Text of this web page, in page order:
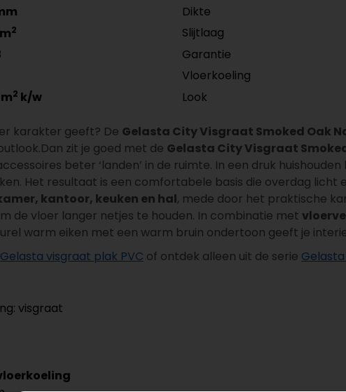
Dikte
2 Slijtlaag
Garantie
Vloerkoeling
2 k/w Look
karakter geeft? De Gelasta City Visgraat Smoked Oak
zit je goed met de Gelasta City Visgraat
beter ‘landen’ in de ruimte. In een druk
Het resultaat is een comfortabele basis die overdag licht
kantoor, keuken en hal, mede door het praktische
de vloer langer netjes te houden. In combinatie met
warm eiken met een warm bruin ondertoon geeft je
Gelasta visgraat plak PVC of ontdek alleen uit de serie
visgraat